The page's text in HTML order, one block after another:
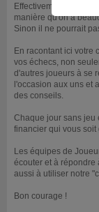
Effectivement les
manière qu'on a
Sinon il ne pourrait
En racontant ici votre
vos échecs, non
d'autres joueurs à se
l'occasion aux uns et
des conseils.
Chaque jour sans jeu
financier qui vous soit
Les équipes de
écouter et à répondre
aussi à utiliser notre
Bon courage !